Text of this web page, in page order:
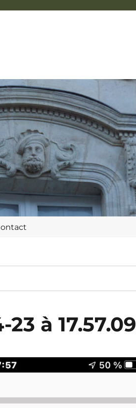
à 17.57.09